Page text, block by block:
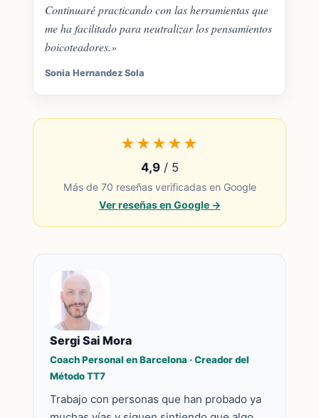
Continuaré practicando con las herramientas que
me ha facilitado para neutralizar los pensamientos
boicoteadores.»
Sonia Hernandez Sola
★★★★★
4,9/ 5
Más de 70 reseñas verificadas en Google
Ver reseñas en Google →
Sergi Sai Mora
Coach Personal en Barcelona · Creador del
Método TT7
Trabajo con personas que han probado ya